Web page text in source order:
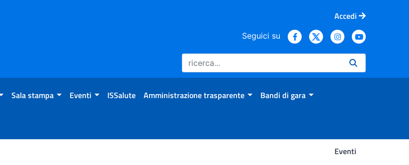
Accedi
Seguici su
Sala stampa Eventi ISSalute Amministrazione trasparente Bandi di gara
Eventi